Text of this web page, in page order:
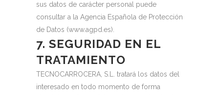
sus datos de carácter personal puede
consultar a la Agencia Española de Protección
de Datos (www.agpd.es).
7. SEGURIDAD EN EL
TRATAMIENTO
TECNOCARROCERA, S.L. tratará los datos del
interesado en todo momento de forma